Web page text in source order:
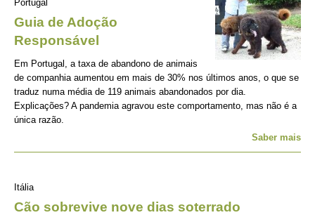
Portugal
Guia de Adoção
Responsável
Em Portugal, a taxa de abandono de animais
de companhia aumentou em mais de 30% nos últimos anos, o que se
traduz numa média de 119 animais abandonados por dia.
Explicações? A pandemia agravou este comportamento, mas não é a
única razão.
Saber mais
Itália
Cão sobrevive nove dias soterrado